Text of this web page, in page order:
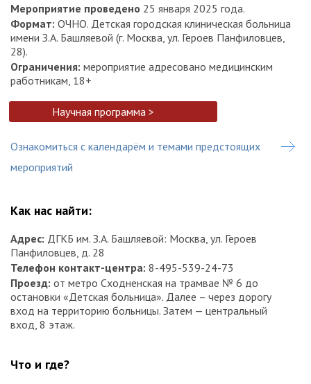
Мероприятие проведено 25 января 2025 года.
Формат: ОЧНО. Детская городская клиническая больница
имени З.А. Башляевой (г. Москва, ул. Героев Панфиловцев,
28).
Ограничения: мероприятие адресовано медицинским
работникам, 18+
Научная программа >
Ознакомиться с календарём и темами предстоящих
мероприятий
Как нас найти:
Адрес: ДГКБ им. З.А. Башляевой: Москва, ул. Героев
Панфиловцев, д. 28
Телефон контакт-центра: 8-495-539-24-73
Проезд: от метро Сходненская на трамвае № 6 до
остановки «Детская больница». Далее – через дорогу
вход на территорию больницы. Затем — центральный
вход, 8 этаж.
Что и где?